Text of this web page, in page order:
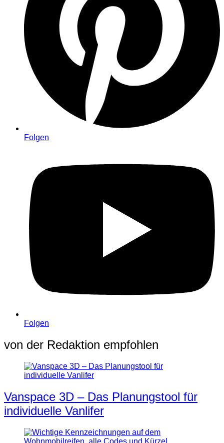
Folgen
Folgen
von der Redaktion empfohlen
Vanspace 3D – Das Planungstool für
individuelle Vanlifer